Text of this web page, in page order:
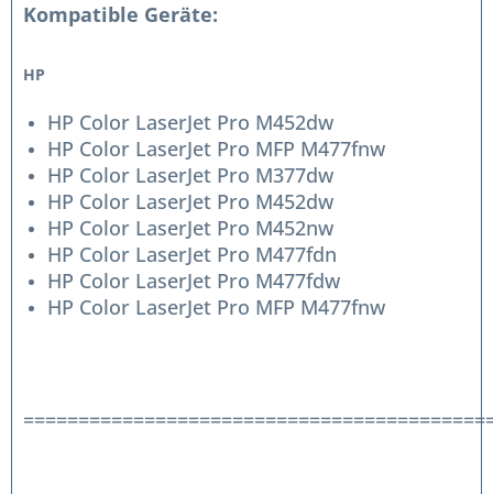
Kompatible Geräte:
HP
HP Color LaserJet Pro M452dw
HP Color LaserJet Pro MFP M477fnw
HP Color LaserJet Pro M377dw
HP Color LaserJet Pro M452dw
HP Color LaserJet Pro M452nw
HP Color LaserJet Pro M477fdn
HP Color LaserJet Pro M477fdw
HP Color LaserJet Pro MFP M477fnw